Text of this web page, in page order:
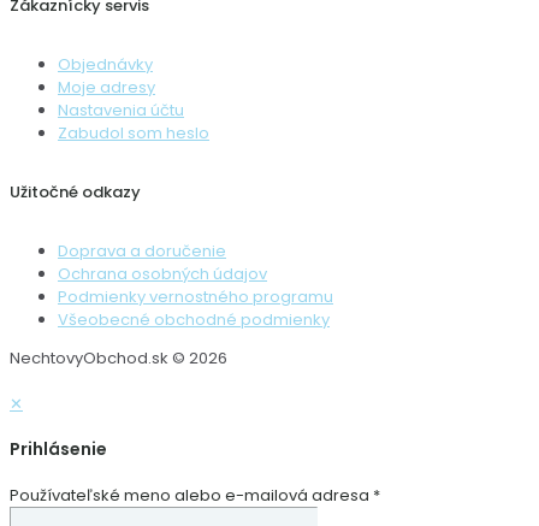
Zákaznícky servis
Objednávky
Moje adresy
Nastavenia účtu
Zabudol som heslo
Užitočné odkazy
Doprava a doručenie
Ochrana osobných údajov
Podmienky vernostného programu
Všeobecné obchodné podmienky
NechtovyObchod.sk © 2026
✕
Prihlásenie
Používateľské meno alebo e-mailová adresa *